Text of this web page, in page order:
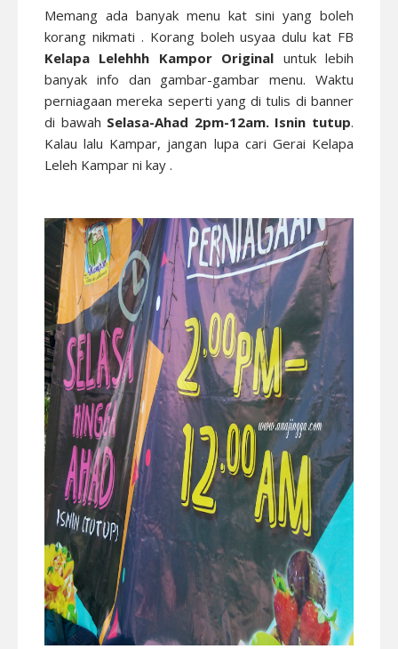
Memang ada banyak menu kat sini yang boleh
korang nikmati . Korang boleh usyaa dulu kat FB
Kelapa Lelehhh Kampor Original untuk lebih
banyak info dan gambar-gambar menu. Waktu
perniagaan mereka seperti yang di tulis di banner
di bawah Selasa-Ahad 2pm-12am. Isnin tutup.
Kalau lalu Kampar, jangan lupa cari Gerai Kelapa
Leleh Kampar ni kay .